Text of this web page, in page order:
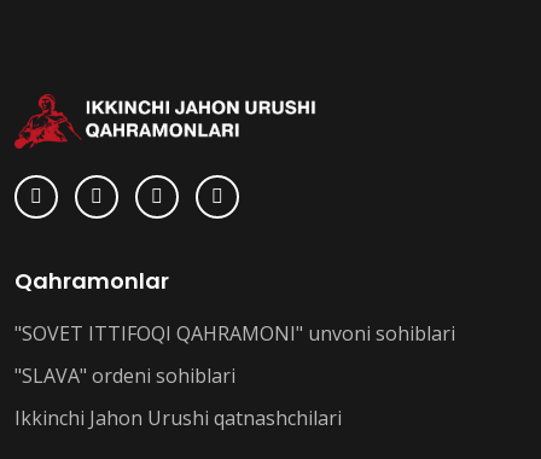
Qahramonlar
"SOVET ITTIFOQI QAHRAMONI" unvoni sohiblari
"SLAVA" ordeni sohiblari
Ikkinchi Jahon Urushi qatnashchilari